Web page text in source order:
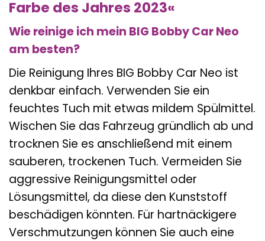
Farbe des Jahres 2023«
Wie reinige ich mein BIG Bobby Car Neo
am besten?
Die Reinigung Ihres BIG Bobby Car Neo ist
denkbar einfach. Verwenden Sie ein
feuchtes Tuch mit etwas mildem Spülmittel.
Wischen Sie das Fahrzeug gründlich ab und
trocknen Sie es anschließend mit einem
sauberen, trockenen Tuch. Vermeiden Sie
aggressive Reinigungsmittel oder
Lösungsmittel, da diese den Kunststoff
beschädigen könnten. Für hartnäckigere
Verschmutzungen können Sie auch eine